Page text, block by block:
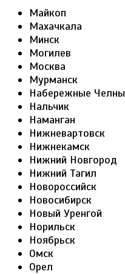
Майкоп
Махачкала
Минск
Могилев
Москва
Мурманск
Набережные Челны
Нальчик
Наманган
Нижневартовск
Нижнекамск
Нижний Новгород
Нижний Тагил
Новороссийск
Новосибирск
Новый Уренгой
Норильск
Ноябрьск
Омск
Орел